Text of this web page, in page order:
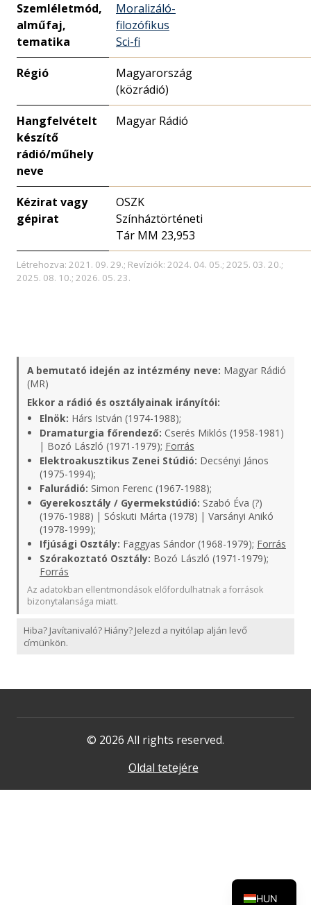
Szemléletmód,
alműfaj,
tematika
Moralizáló-
filozófikus
Sci-fi
Régió
Magyarország
(közrádió)
Hangfelvételt
készítő
rádió/műhely
neve
Magyar Rádió
Kézirat vagy
gépirat
OSZK
Színháztörténeti
Tár MM 23,953
Létrehozva: 2021. 09. 29.; Revíziók: 2024. 04. 05.; 2025. 03. 20.;
2025. 08. 10.; 2026. 05. 23.
A bemutató idején az intézmény neve: Magyar Rádió
(MR)
Ekkor a rádió és osztályainak irányítói:
Elnök: Hárs István (1974-1988);
Dramaturgia főrendező: Cserés Miklós (1958-1981)
| Bozó László (1971-1979); Forrás
Elektroakusztikus Zenei Stúdió: Decsényi János
(1975-1994);
Falurádió: Simon Ferenc (1967-1988);
Gyerekosztály / Gyermekstúdió: Szabó Éva (?)
(1976-1988) | Sóskuti Márta (1978) | Varsányi Anikó
(1978-1999);
Ifjúsági Osztály: Faggyas Sándor (1968-1979); Forrás
Szórakoztató Osztály: Bozó László (1971-1979);
Forrás
Az adatokban ellentmondások előfordulhatnak a források
bizonytalansága miatt.
Hiba? Javítanivaló? Hiány? Jelezd a nyitólap alján levő
címünkön.
© 2026 All rights reserved.
Oldal tetejére
HUN